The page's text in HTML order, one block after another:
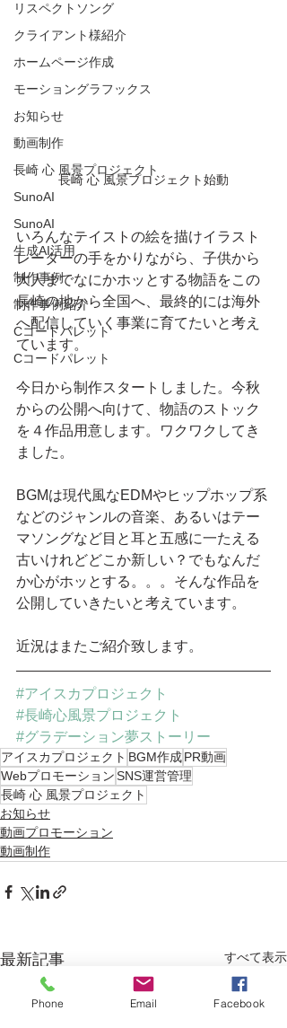
リスペクトソング
クライアント様紹介
ホームページ作成
モーショングラフックス
お知らせ
動画制作
長崎 心 風景プロジェクト
SunoAI
SunoAI
生成AI活用
制作事例
制作事例紹介
Cコードパレット
Cコードパレット
長崎 心 風景プロジェクト始動
いろんなテイストの絵を描けイラスト
レーターの手をかりながら、子供から
大人までなにかホッとする物語をこの
長崎の地から全国へ、最終的には海外
へ配信していく事業に育てたいと考え
ています。
今日から制作スタートしました。今秋
からの公開へ向けて、物語のストック
を４作品用意します。ワクワクしてき
ました。
BGMは現代風なEDMやヒップホップ系
などのジャンルの音楽、あるいはテー
マソングなど目と耳と五感に一たえる
古いけれどどこか新しい？でもなんだ
か心がホッとする。。。そんな作品を
公開していきたいと考えています。
近況はまたご紹介致します。
#アイスカプロジェクト
#長崎心風景プロジェクト
#グラデーション夢ストーリー
アイスカプロジェクト BGM作成PR動画
WebプロモーションSNS運営管理
長崎 心 風景プロジェクト
お知らせ
動画プロモーション
動画制作
最新記事 すべて表示
Phone Email Facebook